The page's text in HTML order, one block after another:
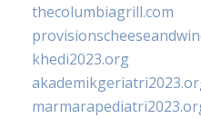
thecolumbiagrill.com
khedi2023.org